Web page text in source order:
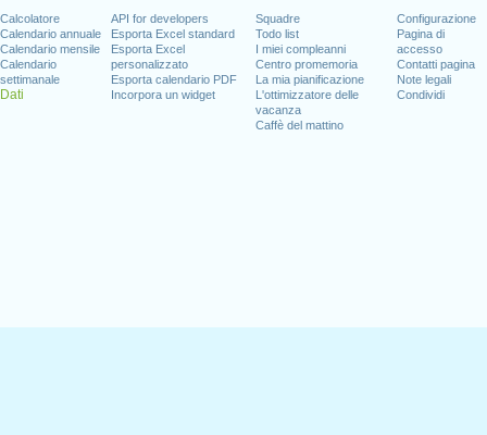
Calcolatore
Calendario annuale
Calendario mensile
Calendario
settimanale
Dati
API for developers
Esporta Excel standard
Esporta Excel
personalizzato
Esporta calendario PDF
Incorpora un widget
Squadre
Todo list
I miei compleanni
Centro promemoria
La mia pianificazione
L'ottimizzatore delle
vacanza
Caffè del mattino
Configurazione
Pagina di
accesso
Contatti pagina
Note legali
Condividi